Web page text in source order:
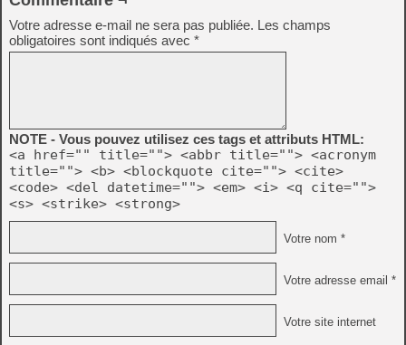
Votre adresse e-mail ne sera pas publiée. Les champs
obligatoires sont indiqués avec *
NOTE - Vous pouvez utilisez ces tags et attributs HTML:
<a href="" title=""> <abbr title=""> <acronym
title=""> <b> <blockquote cite=""> <cite>
<code> <del datetime=""> <em> <i> <q cite="">
<s> <strike> <strong>
Votre nom *
Votre adresse email *
Votre site internet